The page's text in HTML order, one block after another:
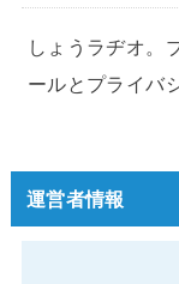
しょうラヂオ。
ールとプライバ
運営者情報